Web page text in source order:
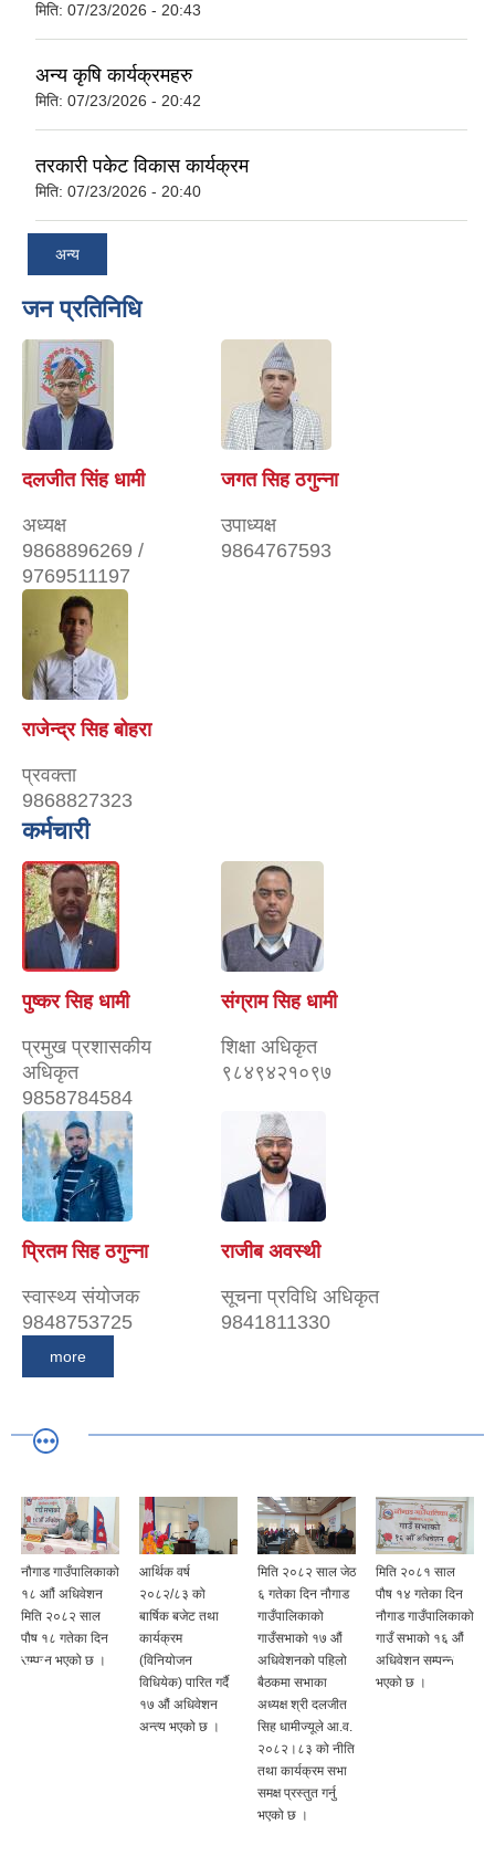
मिति: 07/23/2026 - 20:43
अन्य कृषि कार्यक्रमहरु
मिति: 07/23/2026 - 20:42
तरकारी पकेट विकास कार्यक्रम
मिति: 07/23/2026 - 20:40
अन्य
जन प्रतिनिधि
दलजीत सिंह धामी
अध्यक्ष
9868896269 /
9769511197
जगत सिह ठगुन्ना
उपाध्यक्ष
9864767593
राजेन्द्र सिह बोहरा
प्रवक्ता
9868827323
कर्मचारी
पुष्कर सिह धामी
प्रमुख प्रशासकीय
अधिकृत
9858784584
संग्राम सिह धामी
शिक्षा अधिकृत
९८४९४२१०९७
प्रितम सिह ठगुन्ना
स्वास्थ्य संयोजक
9848753725
राजीब अवस्थी
सूचना प्रविधि अधिकृत
9841811330
more
नौगाड गाउँपालिकाको
१८ आौं अधिवेशन
मिति २०८२ साल
पौष १८ गतेका दिन
सम्पन्न भएको छ ।
आर्थिक वर्ष
२०८२/८३ को
बार्षिक बजेट तथा
कार्यक्रम
(विनियोजन
विधियेक) पारित गर्दै
१७ औं अधिवेशन
अन्त्य भएको छ ।
मिति २०८२ साल जेठ
६ गतेका दिन नौगाड
गाउँपालिकाको
गाउँसभाको १७ औं
अधिवेशनको पहिलो
बैठकमा सभाका
अध्यक्ष श्री दलजीत
सिह धामीज्यूले आ.व.
२०८२।८३ को नीति
तथा कार्यक्रम सभा
समक्ष प्रस्तुत गर्नु
भएको छ ।
मिति २०८१ साल
पौष १४ गतेका दिन
नौगाड गाउँपालिकाको
गाउँ सभाको १६ औं
अधिवेशन सम्पन्न
भएको छ ।